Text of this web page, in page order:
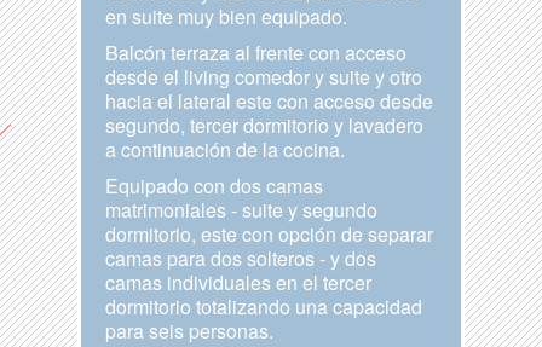
en suite muy bien equipado.
Balcón terraza al frente con acceso
desde el living comedor y suite y otro
hacia el lateral este con acceso desde
segundo, tercer dormitorio y lavadero
a continuación de la cocina.
Equipado con dos camas
matrimoniales - suite y segundo
dormitorio, este con opción de separar
camas para dos solteros - y dos
camas individuales en el tercer
dormitorio totalizando una capacidad
para seis personas.